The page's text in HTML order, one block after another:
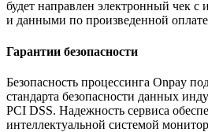
будет направлен электронный чек с
и данными по произведенной
Гарантии безопасности
Безопасность процессинга Onpay
стандарта безопасности данных
PCI DSS. Надежность сервиса
интеллектуальной системой